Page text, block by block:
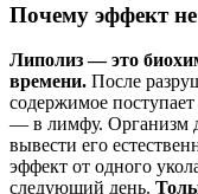
Почему эффект не
Липолиз — это
времени. После
содержимое
— в лимфу. Организм
вывести его
эффект от одного
следующий день.